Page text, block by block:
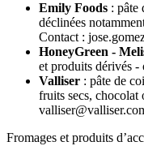
Emily Foods : pâte
déclinées
Contact :
HoneyGreen -
et produits dérivés
Valliser : pâte de
fruits secs, chocolat
Fromages et produits